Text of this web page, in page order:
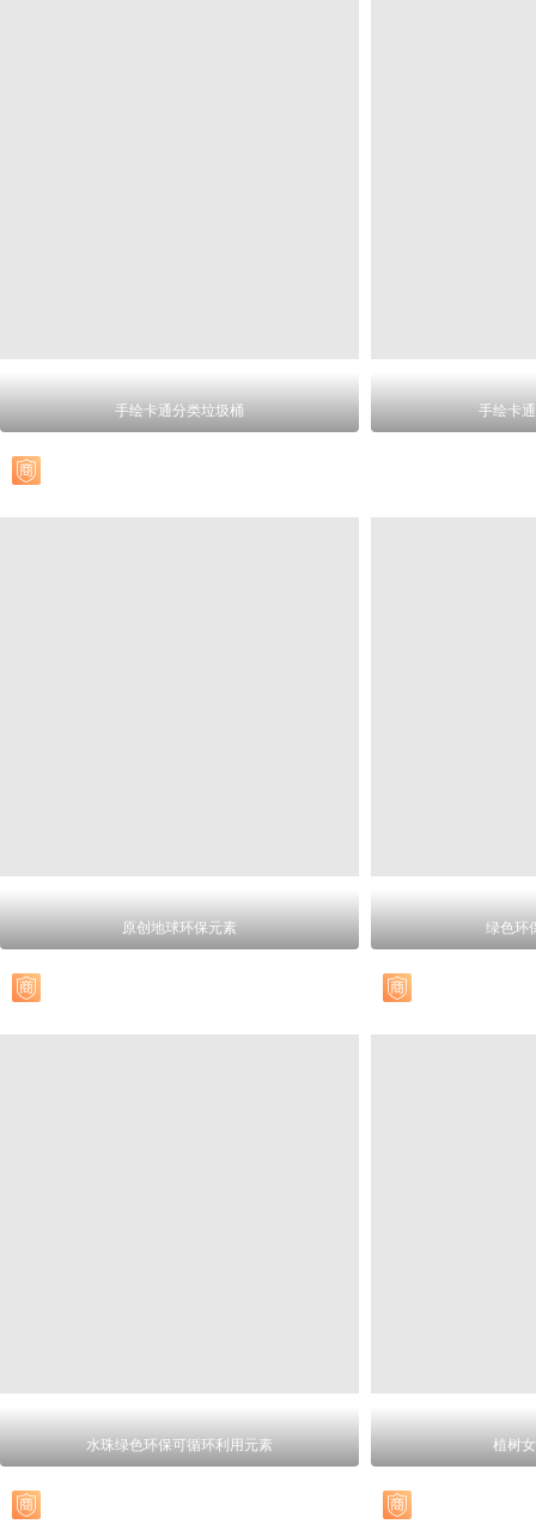
手绘卡通分类垃圾桶 手绘卡
原创地球环保元素 绿色环
水珠绿色环保可循环利用元素 植树